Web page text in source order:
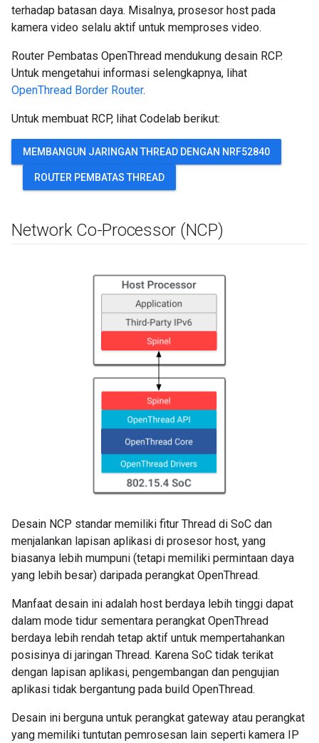
terhadap batasan daya. Misalnya, prosesor host pada
kamera video selalu aktif untuk memproses video.
Router Pembatas OpenThread mendukung desain RCP.
Untuk mengetahui informasi selengkapnya, lihat
OpenThread Border Router.
Untuk membuat RCP, lihat Codelab berikut:
MEMBANGUN JARINGAN THREAD DENGAN NRF52840
ROUTER PEMBATAS THREAD
Network Co-Processor (NCP)
Desain NCP standar memiliki fitur Thread di SoC dan
menjalankan lapisan aplikasi di prosesor host, yang
biasanya lebih mumpuni (tetapi memiliki permintaan daya
yang lebih besar) daripada perangkat OpenThread.
Manfaat desain ini adalah host berdaya lebih tinggi dapat
dalam mode tidur sementara perangkat OpenThread
berdaya lebih rendah tetap aktif untuk mempertahankan
posisinya di jaringan Thread. Karena SoC tidak terikat
dengan lapisan aplikasi, pengembangan dan pengujian
aplikasi tidak bergantung pada build OpenThread.
Desain ini berguna untuk perangkat gateway atau perangkat
yang memiliki tuntutan pemrosesan lain seperti kamera IP